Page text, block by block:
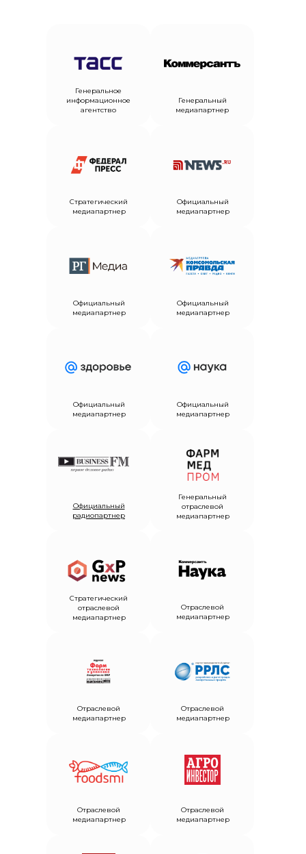
Генеральное
информационное
агентство
Генеральный
медиапартнер
Стратегический
медиапартнер
Официальный
медиапартнер
Официальный
медиапартнер
Официальный
медиапартнер
Официальный
медиапартнер
Официальный
медиапартнер
Официальный
радиопартнер
Генеральный
отраслевой
медиапартнер
Стратегический
отраслевой
медиапартнер
Отраслевой
медиапартнер
Отраслевой
медиапартнер
Отраслевой
медиапартнер
Отраслевой
медиапартнер
Отраслевой
медиапартнер